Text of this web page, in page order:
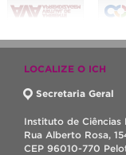
LOCALIZE O ICH
Secretaria Geral
Instituto de Ciências
Rua Alberto Rosa,
CEP 96010-770